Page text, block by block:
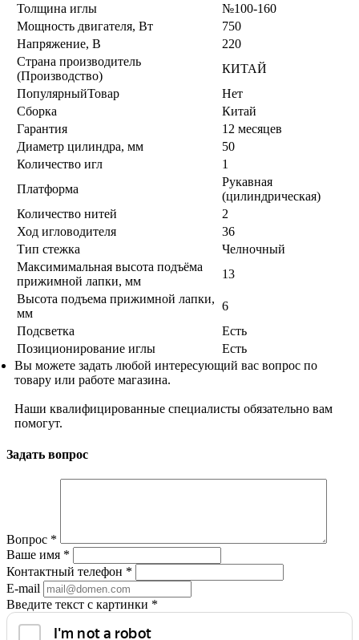
Толщина иглы
№100-160
Мощность двигателя, Вт
750
Напряжение, В
220
Страна производитель
(Производство)
КИТАЙ
ПопулярныйТовар
Нет
Сборка
Китай
Гарантия
12 месяцев
Диаметр цилиндра, мм
50
Количество игл
1
Платформа
Рукавная
(цилиндрическая)
Количество нитей
2
Ход игловодителя
36
Тип стежка
Челночный
Максимимальная высота подъёма
прижимной лапки, мм
13
Высота подъема прижимной лапки,
мм
6
Подсветка
Есть
Позиционирование иглы
Есть
Вы можете задать любой интересующий вас вопрос по
товару или работе магазина.
Наши квалифицированные специалисты обязательно вам
помогут.
Задать вопрос
Вопрос *
Ваше имя *
Контактный телефон *
E-mail
Введите текст с картинки *